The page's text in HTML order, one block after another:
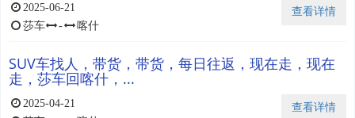
查看详情
2025-06-21
莎车
- 喀什
SUV车找人，带货，带货，每日往返，现在走，现在
走，莎车回喀什，...
查看详情
2025-04-21